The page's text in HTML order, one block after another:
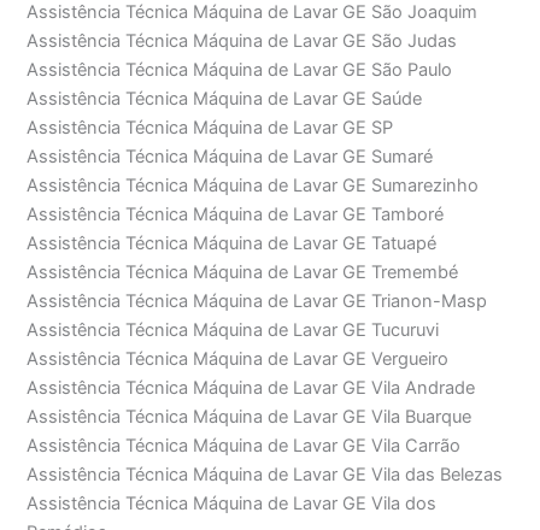
Assistência Técnica Máquina de Lavar GE São Joaquim
Assistência Técnica Máquina de Lavar GE São Judas
Assistência Técnica Máquina de Lavar GE São Paulo
Assistência Técnica Máquina de Lavar GE Saúde
Assistência Técnica Máquina de Lavar GE SP
Assistência Técnica Máquina de Lavar GE Sumaré
Assistência Técnica Máquina de Lavar GE Sumarezinho
Assistência Técnica Máquina de Lavar GE Tamboré
Assistência Técnica Máquina de Lavar GE Tatuapé
Assistência Técnica Máquina de Lavar GE Tremembé
Assistência Técnica Máquina de Lavar GE Trianon-Masp
Assistência Técnica Máquina de Lavar GE Tucuruvi
Assistência Técnica Máquina de Lavar GE Vergueiro
Assistência Técnica Máquina de Lavar GE Vila Andrade
Assistência Técnica Máquina de Lavar GE Vila Buarque
Assistência Técnica Máquina de Lavar GE Vila Carrão
Assistência Técnica Máquina de Lavar GE Vila das Belezas
Assistência Técnica Máquina de Lavar GE Vila dos